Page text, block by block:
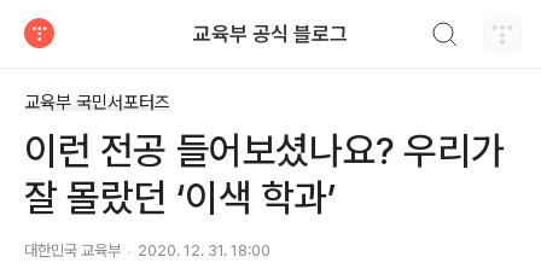
교육부 공식 블로그
교육부 국민서포터즈
이런 전공 들어보셨나요? 우리가
잘 몰랐던 ‘이색 학과’
대한민국 교육부 2020. 12. 31. 18:00